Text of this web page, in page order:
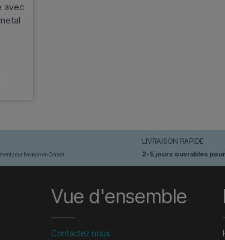
avec
pour livraison en Corse)
LIVRAISON RAPIDE
2-5 jours ouvrables
Vue d'ensemble
Contactez nous